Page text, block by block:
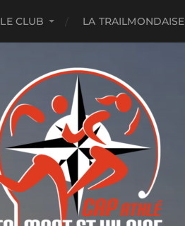
LE CLUB LA TRAILMONDAISE